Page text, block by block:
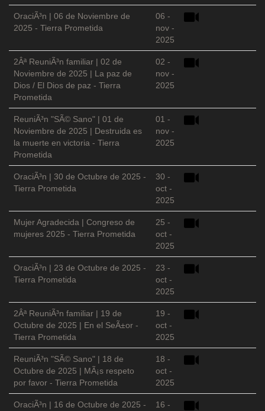
OraciÃ³n | 06 de Noviembre de
2025 - Tierra Prometida
06 -
nov -
2025
2Âª ReuniÃ³n familiar | 02 de
Noviembre de 2025 | La paz de
Dios / El Dios de paz - Tierra
Prometida
02 -
nov -
2025
ReuniÃ³n "SÃ© Sano" | 01 de
Noviembre de 2025 | Destruida es
la muerte en victoria - Tierra
Prometida
01 -
nov -
2025
OraciÃ³n | 30 de Octubre de 2025 -
Tierra Prometida
30 -
oct -
2025
Mujer Agradecida | Congreso de
mujeres 2025 - Tierra Prometida
25 -
oct -
2025
OraciÃ³n | 23 de Octubre de 2025 -
Tierra Prometida
23 -
oct -
2025
2Âª ReuniÃ³n familiar | 19 de
Octubre de 2025 | En el SeÃ±or -
Tierra Prometida
19 -
oct -
2025
ReuniÃ³n "SÃ© Sano" | 18 de
Octubre de 2025 | MÃ¡s respeto
por favor - Tierra Prometida
18 -
oct -
2025
OraciÃ³n | 16 de Octubre de 2025 -
16 -